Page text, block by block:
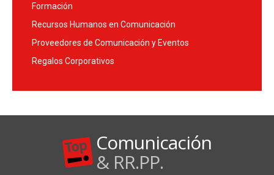
Formación
Recursos Humanos en Comunicación
Proveedores de Comunicación y Eventos
Regalos Corporativos
Comunicación
& RR.PP.